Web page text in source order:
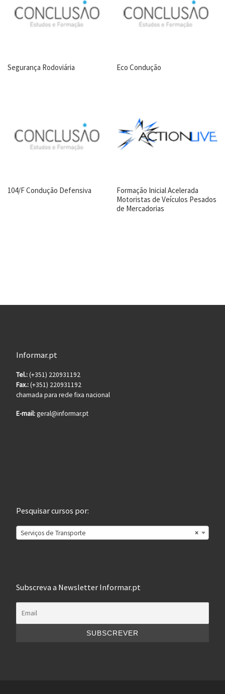
Segurança Rodoviária Eco Condução
104/F Condução Defensiva
Formação Inicial Acelerada
Motoristas de Veículos Pesados
de Mercadorias
Informar.pt
Tel.:(+351) 220931192
Fax.:(+351) 220931192
chamada para rede fixa nacional
E-mail:geral@informar.pt
Pesquisar cursos por:
×
Serviços de Transporte
Subscreva a Newsletter Informar.pt